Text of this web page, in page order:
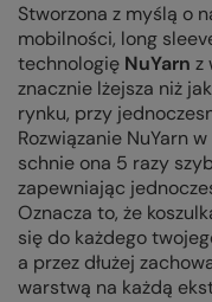
Stworzona z myślą o
mobilności, long
technologię NuYarn z
znacznie lżejsza niż
rynku, przy
Rozwiązanie NuYarn
schnie ona 5 razy
zapewniając
Oznacza to, że
się do każdego
a przez dłużej
warstwą na każdą